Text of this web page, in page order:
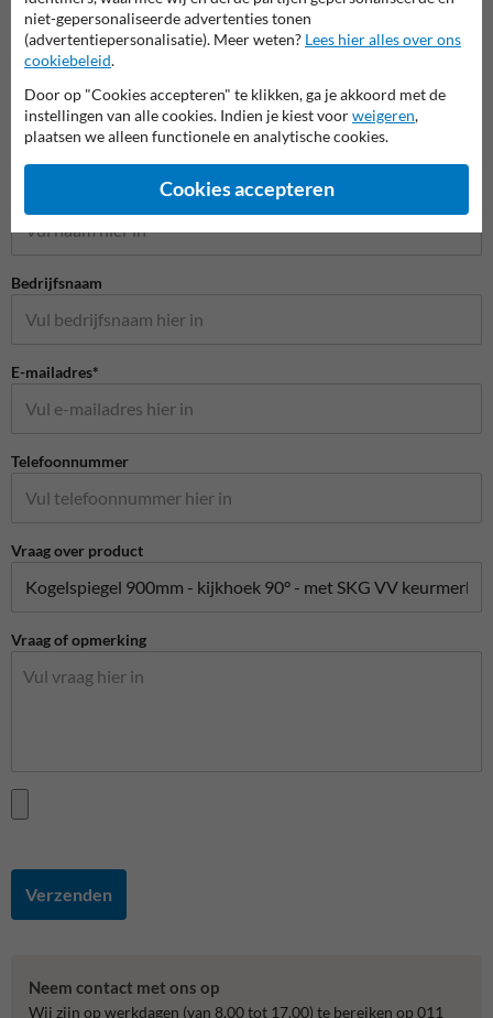
Stel je vraag aan Rampaal.be
Bedrijfsnaam
E-mailadres*
Telefoonnummer
Vraag over product
Vraag of opmerking
Verzenden
Neem contact met ons op
Wij zijn op werkdagen (van 8.00 tot 17.00) te bereiken op 011
niet-gepersonaliseerde advertenties tonen
(advertentiepersonalisatie). Meer weten? Lees hier alles over ons
cookiebeleid.
Door op "Cookies accepteren" te klikken, ga je akkoord met de
instellingen van alle cookies. Indien je kiest voorweigeren,
plaatsen we alleen functionele en analytische cookies.
Cookies accepteren